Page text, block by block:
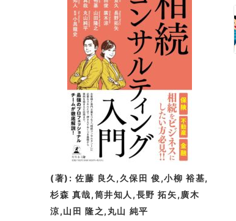
(著): 佐藤 良久,久保田 俊,小柳 裕基,
杉森 真哉,筒井知人,長野 拓矢,廣木
涼,山田 隆之,丸山 純平